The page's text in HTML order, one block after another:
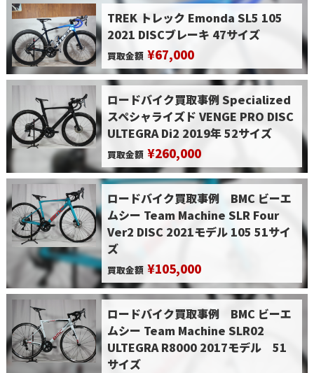
TREK トレック Emonda SL5 105
2021 DISCブレーキ 47サイズ
買取金額 ¥67,000
ロードバイク買取事例 Specialized
スペシャライズド VENGE PRO DISC
ULTEGRA Di2 2019年 52サイズ
買取金額 ¥260,000
ロードバイク買取事例 BMC ビーエ
ムシー Team Machine SLR Four
Ver2 DISC 2021モデル 105 51サイ
ズ
買取金額 ¥105,000
ロードバイク買取事例 BMC ビーエ
ムシー Team Machine SLR02
ULTEGRA R8000 2017モデル 51
サイズ